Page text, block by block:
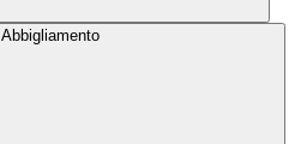
Abbigliamento